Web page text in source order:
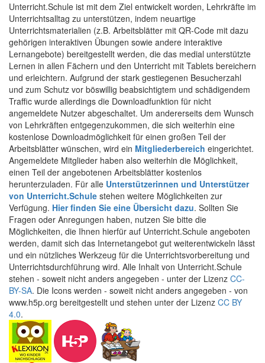
Unterricht.Schule ist mit dem Ziel entwickelt worden, Lehrkräfte im
Unterrichtsalltag zu unterstützen, indem neuartige
Unterrichtsmaterialien (z.B. Arbeitsblätter mit QR-Code mit dazu
gehörigen interaktiven Übungen sowie andere interaktive
Lernangebote) bereitgestellt werden, die das medial unterstützte
Lernen in allen Fächern und den Unterricht mit Tablets bereichern
und erleichtern. Aufgrund der stark gestiegenen Besucherzahl
und zum Schutz vor böswillig beabsichtigtem und schädigendem
Traffic wurde allerdings die Downloadfunktion für nicht
angemeldete Nutzer abgeschaltet. Um andererseits dem Wunsch
von Lehrkräften entgegenzukommen, die sich weiterhin eine
kostenlose Downloadmöglichkeit für einen großen Teil der
Arbeitsblätter wünschen, wird ein Mitgliederbereich eingerichtet.
Angemeldete Mitglieder haben also weiterhin die Möglichkeit,
einen Teil der angebotenen Arbeitsblätter kostenlos
herunterzuladen. Für alle Unterstützerinnen und Unterstützer
von Unterricht.Schule stehen weitere Möglichkeiten zur
Verfügung. Hier finden Sie eine Übersicht dazu. Sollten Sie
Fragen oder Anregungen haben, nutzen Sie bitte die
Möglichkeiten, die Ihnen hierfür auf Unterricht.Schule angeboten
werden, damit sich das Internetangebot gut weiterentwickeln lässt
und ein nützliches Werkzeug für die Unterrichtsvorbereitung und
Unterrichtsdurchführung wird. Alle Inhalt von Unterricht.Schule
stehen - soweit nicht anders angegeben - unter der Lizenz CC-
BY-SA. Die Icons werden - soweit nicht anders angegeben - von
www.h5p.org bereitgestellt und stehen unter der Lizenz CC BY
4.0.